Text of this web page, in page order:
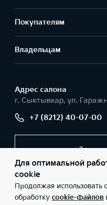
Покупателям
Владельцам
Адрес салонa
г. Сыктывкар, ул.
+7 (8212) 40-07-00
© 2026 Юридические лица
(Фактический адрес: г.
+7 (8212) 40-07-00; ИНН:
Для оптимальной
cookie
Продолжая использовать
обработку cookie-файлов